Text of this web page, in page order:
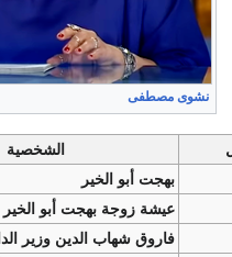
نشوى مصطفى
الشخصية
بهجت أبو الخير
عيشة زوجة بهجت أبو الخير
فاروق شهاب الدين وزير الداخلية